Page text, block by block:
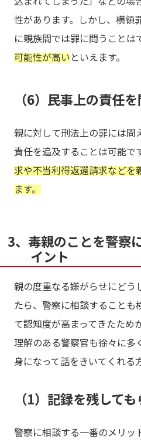
性があります。しかし、横領
に親族間では罪に問うことは
可能性が高いといえます。
（6）民事上の責任
親に対して刑法上の罪には問
責任を追及することは可能で
求や不当利得返還請求などを
ます。
3、毒親のことを警察
イント
親の度重なる嫌がらせにどう
たら、警察に相談することも
て認知度が高まってきたため
理解のある警察官も徐々に多
身になって話をきいてくれる
（1）記録を残しても
警察に相談する一番のメリッ